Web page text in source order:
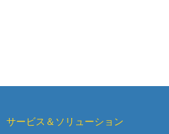
サービス＆ソリューション